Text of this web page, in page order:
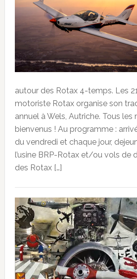
autour des Rotax 4-temps. Les
motoriste Rotax organise son
annuel à Wels, Autriche. Tous
bienvenus ! Au programme :
du vendredi et chaque jour,
l’usine BRP-Rotax et/ou vols de
des Rotax […]